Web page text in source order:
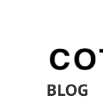
BLOG